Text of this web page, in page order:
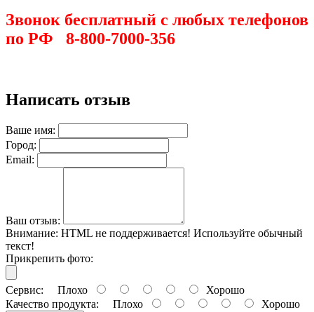
Звонок бесплатный с любых телефонов
по РФ
8-800-7000-356
Написать отзыв
Ваше имя:
Город:
Email:
Ваш отзыв:
Внимание: HTML не поддерживается! Используйте обычный
текст!
Прикрепить фото:
Сервис: Плохо
Хорошо
Качество продукта:
Плохо Хорошо